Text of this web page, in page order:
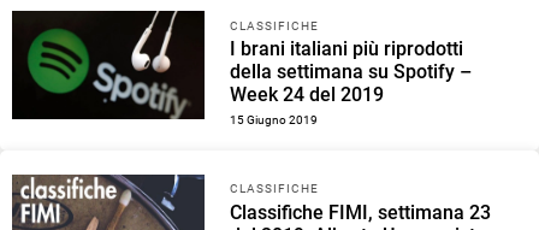
CLASSIFICHE
I brani italiani più riprodotti
della settimana su Spotify –
Week 24 del 2019
15 Giugno 2019
CLASSIFICHE
Classifiche FIMI, settimana 23